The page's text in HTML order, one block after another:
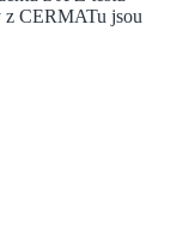
CERMATu jsou